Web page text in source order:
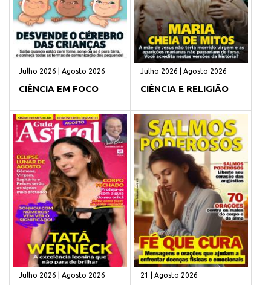
Julho 2026 | Agosto 2026
CIÊNCIA EM FOCO
Julho 2026 | Agosto 2026
CIÊNCIA E RELIGIÃO
Julho 2026 | Agosto 2026 21 | Agosto 2026